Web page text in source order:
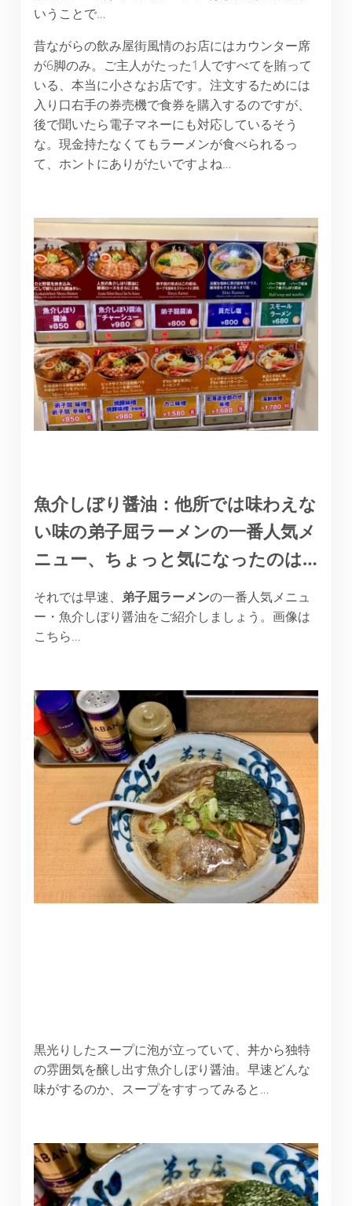
いうことで…
昔ながらの飲み屋街風情のお店にはカウンター席
が6脚のみ。ご主人がたった1人ですべてを賄って
いる、本当に小さなお店です。注文するためには
入り口右手の券売機で食券を購入するのですが、
後で聞いたら電子マネーにも対応しているそう
な。現金持たなくてもラーメンが食べられるっ
て、ホントにありがたいですよね…
魚介しぼり醤油：他所では味わえな
い味の弟子屈ラーメンの一番人気メ
ニュー、ちょっと気になったのは…
それでは早速、 弟子屈ラーメンの一番人気メニュ
ー・魚介しぼり醤油をご紹介しましょう。画像は
こちら…
黒光りしたスープに泡が立っていて、丼から独特
の雰囲気を醸し出す魚介しぼり醤油。早速どんな
味がするのか、スープをすすってみると…